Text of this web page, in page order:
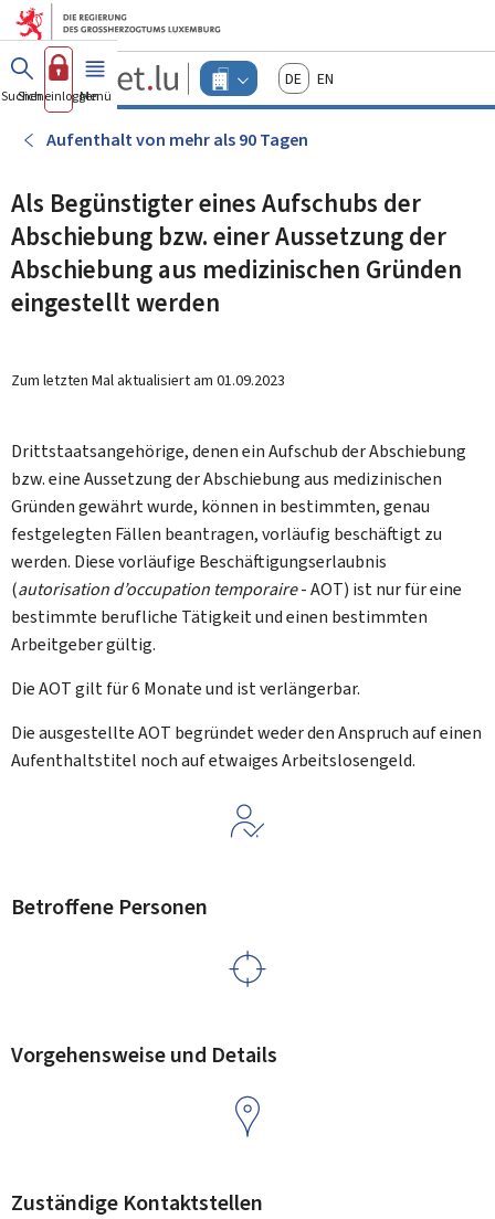
Zum Hauptmenü
Zum Inhalt
Guichet.lu
Changer
d'espace
Menu
actif
DeutschEnglish
Suchen
Sich einloggen
Menü Haupt-
Aufenthalt von mehr als 90 Tagen
Als Begünstigter eines Aufschubs der
Abschiebung bzw. einer Aussetzung der
Abschiebung aus medizinischen Gründen
eingestellt werden
Zum letzten Mal aktualisiert am 01.09.2023
Drittstaatsangehörige, denen ein Aufschub der Abschiebung
bzw. eine Aussetzung der Abschiebung aus medizinischen
Gründen gewährt wurde, können in bestimmten, genau
festgelegten Fällen beantragen, vorläufig beschäftigt zu
werden. Diese vorläufige Beschäftigungserlaubnis
(autorisation d’occupation temporaire- AOT) ist nur für eine
bestimmte berufliche Tätigkeit und einen bestimmten
Arbeitgeber gültig.
Die AOT gilt für 6 Monate und ist verlängerbar.
Die ausgestellte AOT begründet weder den Anspruch auf einen
Aufenthaltstitel noch auf etwaiges Arbeitslosengeld.
Betroffene Personen
Vorgehensweise und Details
Zuständige Kontaktstellen